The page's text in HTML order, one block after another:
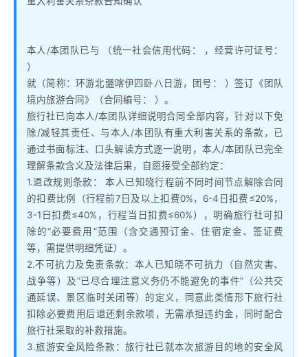
本人/本团队已与 （统一社会信用代码： ，经营许可证号：
）
就（简称：环游北疆喀伊四卧八日游，团号： ）签订《团队
境内旅游合同》（合同编号： ）。
旅行社已向本人/本团队详细说明合同全部内容，针对以下免
除/减轻其责任、与本人/本团队有重大利害关系的条款，已
通过书面标注、口头解读方式逐一说明，本人/本团队已完全
理解条款含义及法律后果，自愿接受全部约定：
1.退改规则条款： 本人已知晓行程前不同时间节点解除合同
的扣费比例（行程前7日及以上扣费0%，6-4日扣费≤20%，
3-1日扣费≤40%，行程当日扣费≤60%），明确旅行社可扣
除的“必要费用”范围（含交通预订金、住宿定金、签证费
等，需提供明细凭证）。
2.不可抗力及免责条款：本人已知晓不可抗力（自然灾害、
战争等）及“已尽合理注意义务仍不能避免的事件”（公共交
通延误、景区临时关闭等）的定义，同意此类情形下旅行社
扣除必要费用后退还剩余款项，无需承担违约金，同时配合
旅行社采取的补救措施。
3.旅游安全风险条款：旅行社已就本次旅游目的地的安全风